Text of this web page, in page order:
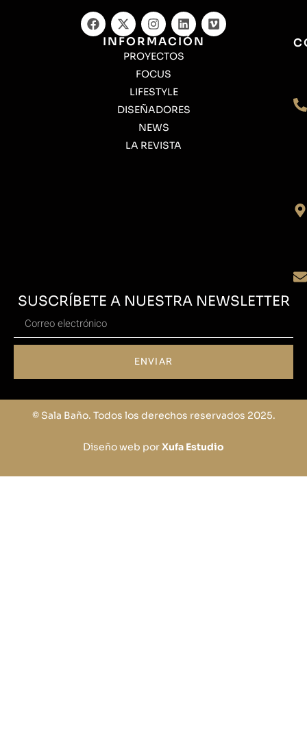
INFORMACIÓN
PROYECTOS
FOCUS
LIFESTYLE
DISEÑADORES
NEWS
LA REVISTA
SUSCRÍBETE A NUESTRA NEWSLETTER
ENVIAR
© Sala Baño. Todos los derechos reservados 2025.
Diseño web porXufa Estudio